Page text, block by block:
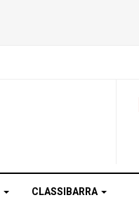
CLASSIBARRA